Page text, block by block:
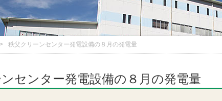
秩父クリーンセンター発電設備の８月の発電量
センター発電設備の８月の発電量